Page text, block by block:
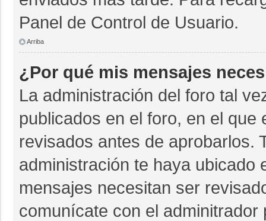
Panel de Control de Usuario.
Arriba
¿Por qué mis mensajes
La administración del foro tal
publicados en el foro, en el
revisados antes de aprobarlos.
administración te haya ubicado
mensajes necesitan ser
comunícate con el